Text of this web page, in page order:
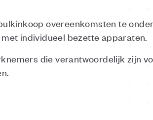
overeenkomsten te
individueel bezette apparaten.
die verantwoordelijk zijn